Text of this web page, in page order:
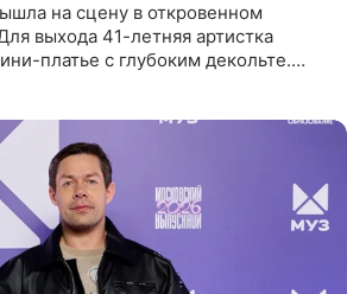
на сцену в откровенном
выхода 41-летняя артистка
платье с глубоким декольте.